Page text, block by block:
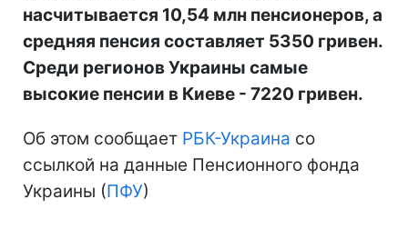
насчитывается 10,54 млн пенсионеров, а
средняя пенсия составляет 5350 гривен.
Среди регионов Украины самые
высокие пенсии в Киеве - 7220 гривен.
Об этом сообщает РБК-Украина со
ссылкой на данные Пенсионного фонда
Украины (ПФУ)